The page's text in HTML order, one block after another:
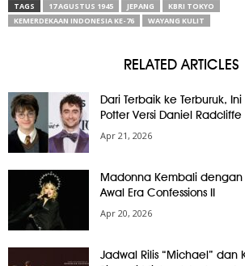
TAGS 17 AGUSTUS 1945 JEPANG
KBRI TOKYO
KEMERDEKAAN INDONESIA KE-76
WAYANG KULIT
RELATED ARTICLES
Dari Terbaik ke Terburuk,
Potter Versi Daniel Radcliffe
Apr 21, 2026
Madonna Kembali dengan
Awal Era Confessions II
Apr 20, 2026
Jadwal Rilis “Michael” dan